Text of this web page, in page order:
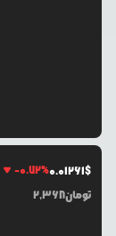
-0.72%0.01261$
2,368تومان